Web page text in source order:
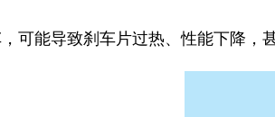
可能导致刹车片过热、性能下降